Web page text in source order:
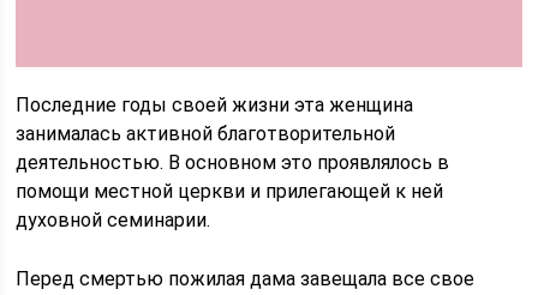
Последние годы своей жизни эта женщина
занималась активной благотворительной
деятельностью. В основном это проявлялось в
помощи местной церкви и прилегающей к ней
духовной семинарии.
Перед смертью пожилая дама завещала все свое